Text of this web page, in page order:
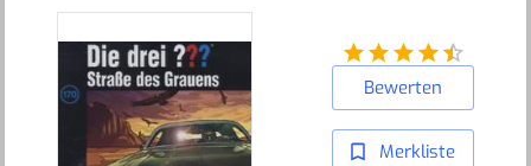
Bewerten
Merkliste